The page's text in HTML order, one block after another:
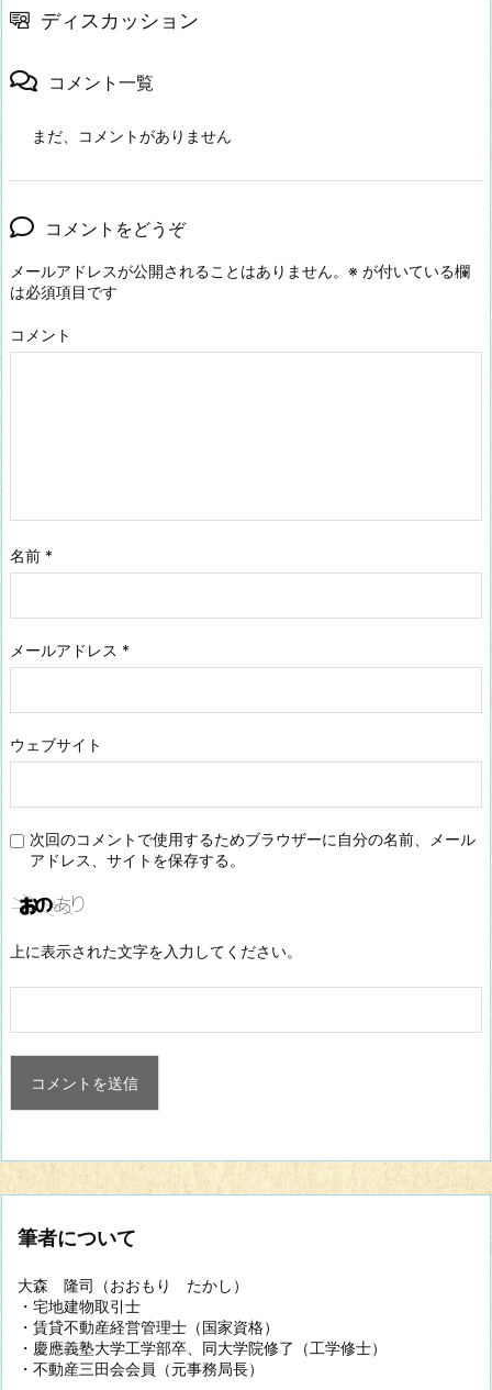
ディスカッション
コメント一覧
まだ、コメントがありません
コメントをどうぞ
メールアドレスが公開されることはありません。 ※ が付いている欄
は必須項目です
コメント
名前 *
メールアドレス *
ウェブサイト
次回のコメントで使用するためブラウザーに自分の名前、メール
アドレス、サイトを保存する。
上に表示された文字を入力してください。
筆者について
大森 隆司（おおもり たかし）
・宅地建物取引士
・賃貸不動産経営管理士（国家資格）
・慶應義塾大学工学部卒、同大学院修了（工学修士）
・不動産三田会会員（元事務局長）